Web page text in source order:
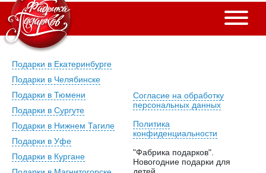
Подарки в Екатеринбурге
Подарки в Челябинске
Подарки в Тюмени
Подарки в Сургуте
Подарки в Нижнем Тагиле
Подарки в Уфе
Подарки в Кургане
Согласие на обработку
персональных данных
Политика
конфиденциальности
"Фабрика подарков".
Новогодние подарки для